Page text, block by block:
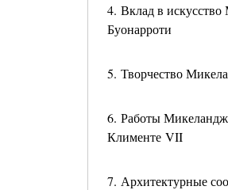
4. Вклад в
Буонарроти
5. Творчество
6. Работы
Клименте VII
7. Архитектурные